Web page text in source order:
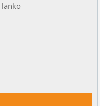
lanko